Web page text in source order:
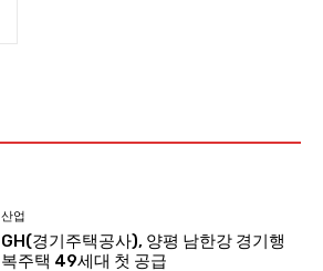
산업
GH(경기주택공사), 양평 남한강 경기행
복주택 49세대 첫 공급